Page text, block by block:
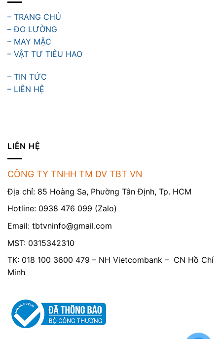
– TRANG CHỦ
– ĐO LƯỜNG
– MAY MẶC
– VẬT TƯ TIÊU HAO
– TIN TỨC
– LIÊN HỆ
LIÊN HỆ
CÔNG TY TNHH TM DV TBT VN
Địa chỉ: 85 Hoàng Sa, Phường Tân Định, Tp. HCM
Hotline: 0938 476 099 (Zalo)
Email: tbtvninfo@gmail.com
MST: 0315342310
TK: 018 100 3600 479 – NH Vietcombank – CN Hồ Chí
Minh